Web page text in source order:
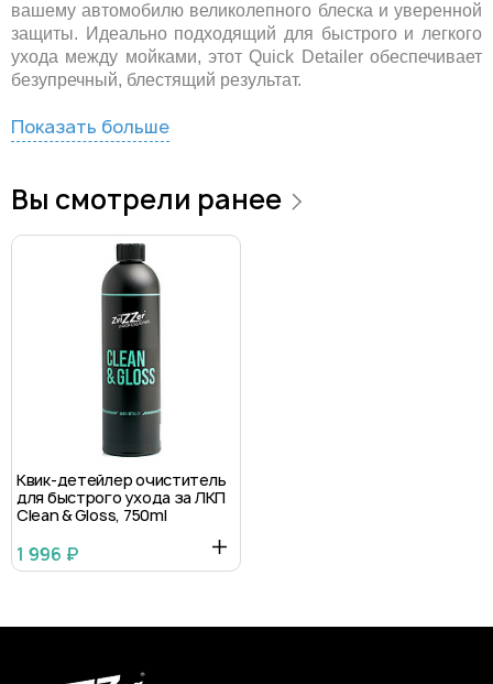
вашему автомобилю великолепного блеска и уверенной
защиты. Идеально подходящий для быстрого и легкого
ухода между мойками, этот Quick Detailer обеспечивает
безупречный, блестящий результат.
Показать больше
Вы смотрели ранее
Квик-детейлер очиститель
для быстрого ухода за ЛКП
Clean & Gloss, 750ml
1 996 ₽